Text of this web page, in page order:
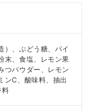
）、ぶどう糖、パイ
末、食塩、レモン果
つパウダー、レモン
ンC、酸味料、抽出
料